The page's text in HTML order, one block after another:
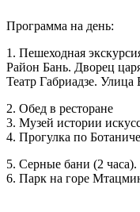
Программа на день:
1. Пешеходная
Район Бань. Дворец
Театр Габриадзе. Улица
2. Обед в ресторане
3. Музей истории
4. Прогулка по
5. Серные бани (2 часа).
6. Парк на горе